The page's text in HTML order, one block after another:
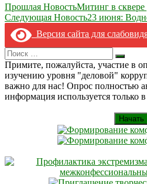
Навигация
по
записям
Прошлая НовостьМитинг в сквере
Следующая Новость23 июня:
Версия сайта для
Search
for:
Искать
Примите, пожалуйста, участие в
изучению уровня "деловой"
важно для нас! Опрос полностью
информация используется только
Начать